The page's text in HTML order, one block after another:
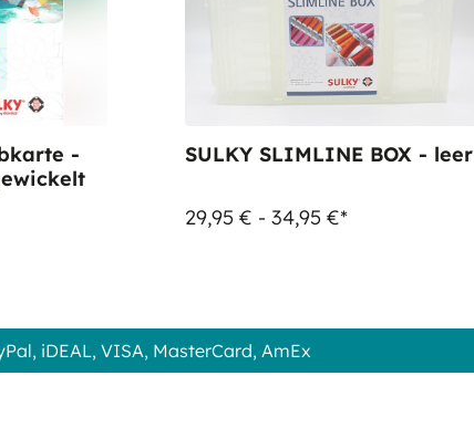
-
SULKY SLIMLINE BOX - leer
29,95 € - 34,95 €*
iDEAL, VISA, MasterCard, AmEx